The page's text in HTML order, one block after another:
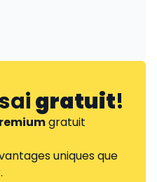
gratuit!
gratuit
uniques que